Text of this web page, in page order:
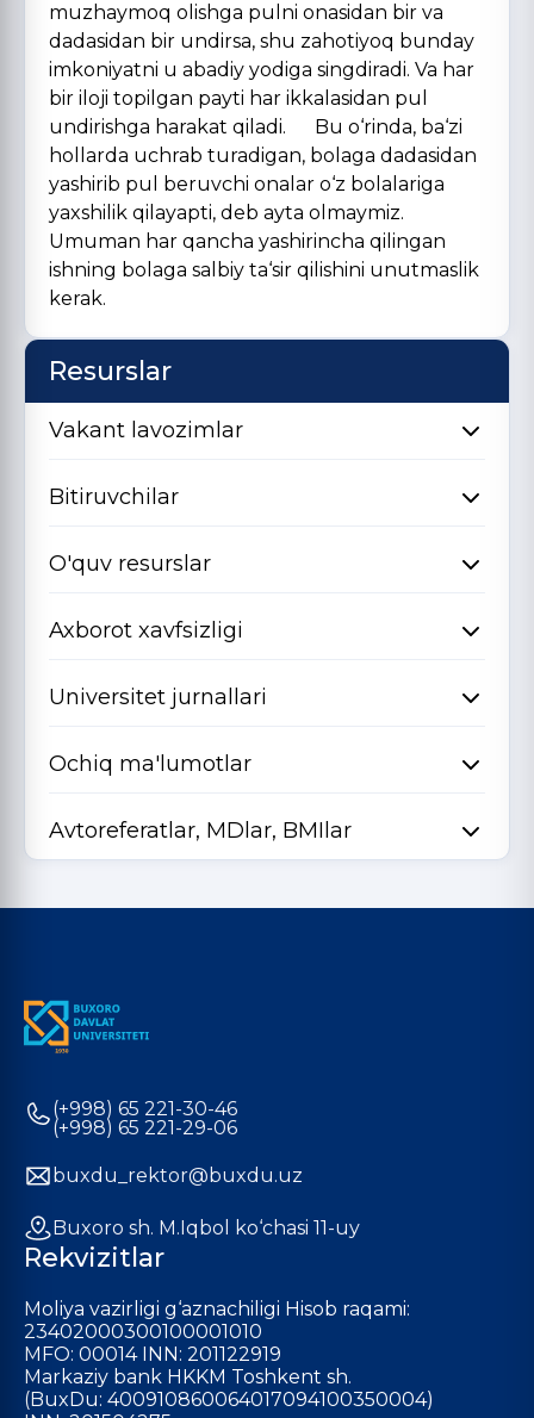
muzhaymoq olishga pulni onasidan bir va
dadasidan bir undirsa, shu zahotiyoq bunday
imkoniyatni u abadiy yodiga singdiradi. Va har
bir iloji topilgan payti har ikkalasidan pul
undirishga harakat qiladi. Bu o‘rinda, ba‘zi
hollarda uchrab turadigan, bolaga dadasidan
yashirib pul beruvchi onalar o‘z bolalariga
yaxshilik qilayapti, deb ayta olmaymiz.
Umuman har qancha yashirincha qilingan
ishning bolaga salbiy ta‘sir qilishini unutmaslik
kerak.
Resurslar
Vakant lavozimlar
Bitiruvchilar
O'quv resurslar
Axborot xavfsizligi
Universitet jurnallari
Ochiq ma'lumotlar
Avtoreferatlar, MDlar, BMIlar
(+998) 65 221-30-46
(+998) 65 221-29-06
buxdu_rektor@buxdu.uz
Buxoro sh. M.Iqbol ko‘chasi 11-uy
Rekvizitlar
Moliya vazirligi g‘aznachiligi Hisob raqami:
23402000300100001010
MFO: 00014 INN: 201122919
Markaziy bank HKKM Toshkent sh.
(BuxDu: 400910860064017094100350004)